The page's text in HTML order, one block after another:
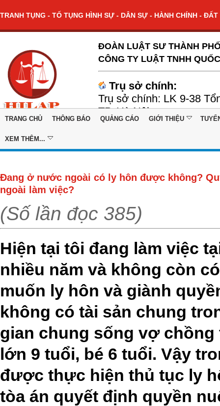
TRANH TỤNG - TỐ TỤNG HÌNH SỰ - DÂN SỰ - HÀNH CHÍNH -
ĐOÀN LUẬT SƯ THÀNH
CÔNG TY LUẬT TNHH
Trụ sở chính:
Trụ sở chính: LK 9-38
TP. Hà Nội
TRANG CHỦ THÔNG BÁO QUẢNG CÁO GIỚI THIỆU
XEM THÊM...
Đang ở nước ngoài có ly hôn được không?
ngoài làm việc?
(Số lần đọc 385)
Hiện tại tôi đang làm việc
nhiều năm và không còn
muốn ly hôn và giành
không có tài sản chung
gian chung sống vợ
lớn 9 tuổi, bé 6 tuổi. Vậy
được thực hiện thủ tục ly
tòa án quyết định quyền